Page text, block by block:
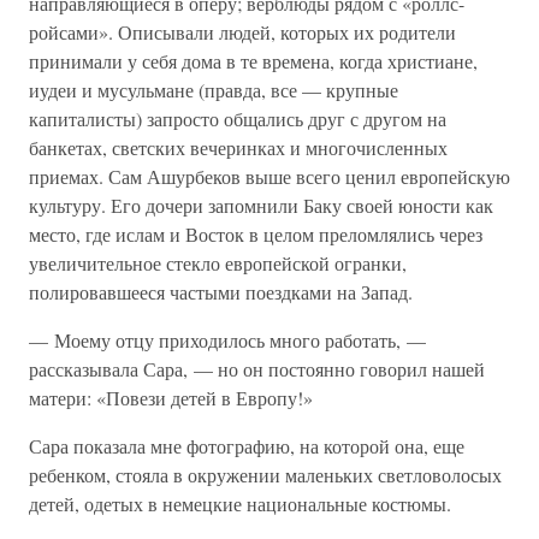
ройсами». Описывали людей, которых их родители
принимали у себя дома в те времена, когда христиане,
иудеи и мусульмане (правда, все — крупные
капиталисты) запросто общались друг с другом на
банкетах, светских вечеринках и многочисленных
приемах. Сам Ашурбеков выше всего ценил европейскую
культуру. Его дочери запомнили Баку своей юности как
место, где ислам и Восток в целом преломлялись через
увеличительное стекло европейской огранки,
полировавшееся частыми поездками на Запад.
— Моему отцу приходилось много работать, —
рассказывала Сара, — но он постоянно говорил нашей
матери: «Повези детей в Европу!»
Сара показала мне фотографию, на которой она, еще
ребенком, стояла в окружении маленьких светловолосых
детей, одетых в немецкие национальные костюмы.